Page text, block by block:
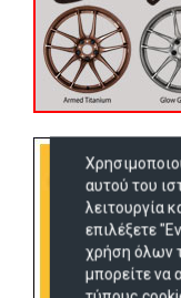
αυτού του
λειτουργία
επιλέξετε
χρήση όλων
μπορείτε να